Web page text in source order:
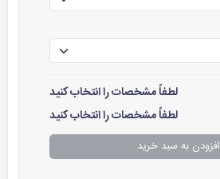
لطفاً مشخصات را انتخاب کنید
لطفاً مشخصات را انتخاب کنید
افزودن به سبد خرید